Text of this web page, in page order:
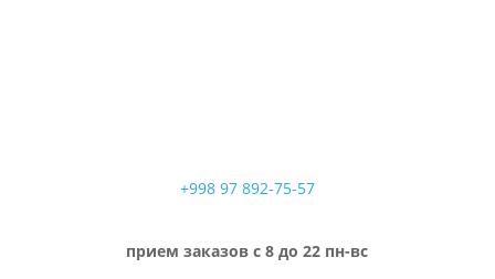
+998 97 892-75-57
прием заказов с 8 до 22 пн-вс